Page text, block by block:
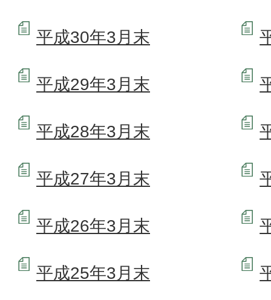
平成30年3月末
平成29年3月末
平成28年3月末
平成27年3月末
平成26年3月末
平成25年3月末